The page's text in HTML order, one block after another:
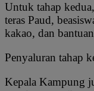
Untuk tahap
teras Paud,
kakao, dan
Penyaluran tahap
Kepala Kampung